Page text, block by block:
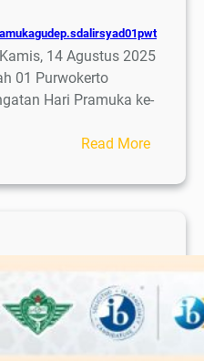
14 Agustus 2025
01 Purwokerto
Hari Pramuka ke-
Read More:
Hari
64
di
Irsyad: